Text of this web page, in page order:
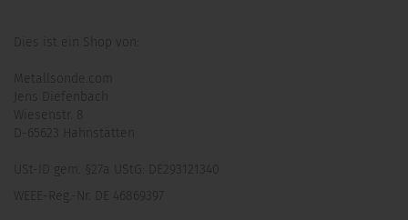
Dies ist ein Shop von:
Metallsonde.com
Jens Diefenbach
Wiesenstr. 8
D-65623 Hahnstätten
USt-ID gem. §27a UStG: DE293121340
WEEE-Reg.-Nr. DE 46869397